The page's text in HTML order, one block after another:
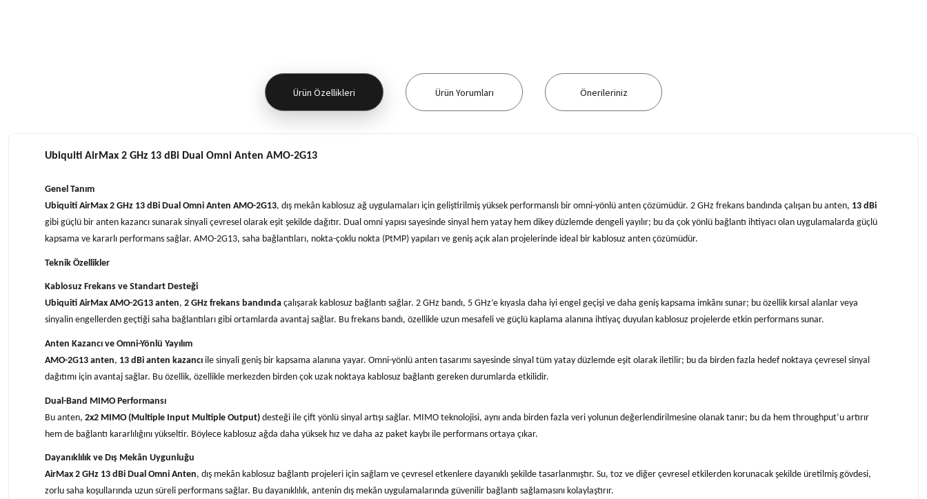
Ürün Özellikleri Ürün Yorumları Önerileriniz
Ubiquiti AirMax 2 GHz 13 dBi Dual Omni Anten AMO-2G13
Genel Tanım
Ubiquiti AirMax 2 GHz 13 dBi Dual Omni Anten AMO-2G13, dış mekân kablosuz ağ uygulamaları için geliştirilmiş yüksek performanslı bir omni-yönlü anten çözümüdür. 2 GHz frekans bandında çalışan bu anten, 13 dBi
gibi güçlü bir anten kazancı sunarak sinyali çevresel olarak eşit şekilde dağıtır. Dual omni yapısı sayesinde sinyal hem yatay hem dikey düzlemde dengeli yayılır; bu da çok yönlü bağlantı ihtiyacı olan uygulamalarda güçlü
kapsama ve kararlı performans sağlar. AMO-2G13, saha bağlantıları, nokta-çoklu nokta (PtMP) yapıları ve geniş açık alan projelerinde ideal bir kablosuz anten çözümüdür.
Teknik Özellikler
Kablosuz Frekans ve Standart Desteği
Ubiquiti AirMax AMO-2G13 anten, 2 GHz frekans bandında çalışarak kablosuz bağlantı sağlar. 2 GHz bandı, 5 GHz’e kıyasla daha iyi engel geçişi ve daha geniş kapsama imkânı sunar; bu özellik kırsal alanlar veya
sinyalin engellerden geçtiği saha bağlantıları gibi ortamlarda avantaj sağlar. Bu frekans bandı, özellikle uzun mesafeli ve güçlü kaplama alanına ihtiyaç duyulan kablosuz projelerde etkin performans sunar.
Anten Kazancı ve Omni-Yönlü Yayılım
AMO-2G13 anten, 13 dBi anten kazancı ile sinyali geniş bir kapsama alanına yayar. Omni-yönlü anten tasarımı sayesinde sinyal tüm yatay düzlemde eşit olarak iletilir; bu da birden fazla hedef noktaya çevresel sinyal
dağıtımı için avantaj sağlar. Bu özellik, özellikle merkezden birden çok uzak noktaya kablosuz bağlantı gereken durumlarda etkilidir.
Dual-Band MIMO Performansı
Bu anten, 2x2 MIMO (Multiple Input Multiple Output) desteği ile çift yönlü sinyal artışı sağlar. MIMO teknolojisi, aynı anda birden fazla veri yolunun değerlendirilmesine olanak tanır; bu da hem throughput’u artırır
hem de bağlantı kararlılığını yükseltir. Böylece kablosuz ağda daha yüksek hız ve daha az paket kaybı ile performans ortaya çıkar.
Dayanıklılık ve Dış Mekân Uygunluğu
AirMax 2 GHz 13 dBi Dual Omni Anten, dış mekân kablosuz bağlantı projeleri için sağlam ve çevresel etkenlere dayanıklı şekilde tasarlanmıştır. Su, toz ve diğer çevresel etkilerden korunacak şekilde üretilmiş gövdesi,
zorlu saha koşullarında uzun süreli performans sağlar. Bu dayanıklılık, antenin dış mekân uygulamalarında güvenilir bağlantı sağlamasını kolaylaştırır.